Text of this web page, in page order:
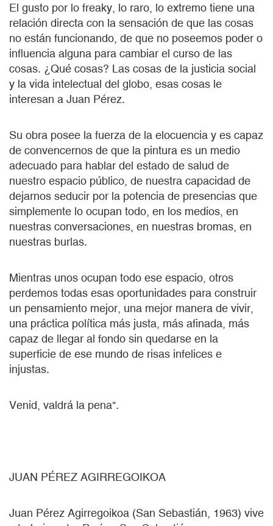
El gusto por lo freaky, lo raro, lo extremo tiene una
relación directa con la sensación de que las cosas
no están funcionando, de que no poseemos poder o
influencia alguna para cambiar el curso de las
cosas. ¿Qué cosas? Las cosas de la justicia social
y la vida intelectual del globo, esas cosas le
interesan a Juan Pérez.
Su obra posee la fuerza de la elocuencia y es capaz
de convencernos de que la pintura es un medio
adecuado para hablar del estado de salud de
nuestro espacio público, de nuestra capacidad de
dejarnos seducir por la potencia de presencias que
simplemente lo ocupan todo, en los medios, en
nuestras conversaciones, en nuestras bromas, en
nuestras burlas.
Mientras unos ocupan todo ese espacio, otros
perdemos todas esas oportunidades para construir
un pensamiento mejor, una mejor manera de vivir,
una práctica política más justa, más afinada, más
capaz de llegar al fondo sin quedarse en la
superficie de ese mundo de risas infelices e
injustas.
Venid, valdrá la pena".
JUAN PÉREZ AGIRREGOIKOA
Juan Pérez Agirregoikoa (San Sebastián, 1963) vive